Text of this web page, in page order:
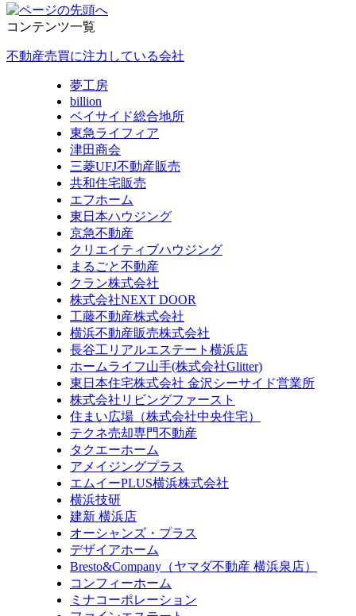
コンテンツ一覧
不動産売買に注力している会社
夢工房
billion
ベイサイド総合地所
東急ライフィア
津田商会
三菱UFJ不動産販売
共和住宅販売
エフホーム
東日本ハウジング
京急不動産
クリエイティブハウジング
まるごと不動産
クラン株式会社
株式会社NEXT DOOR
工藤不動産株式会社
横浜不動産販売株式会社
長谷工リアルエステート横浜店
ホームライフ山手(株式会社Glitter)
東日本住宅株式会社 金沢シーサイド営業所
株式会社リビングファースト
住まい広場（株式会社中央住宅）
テクネ売却専門不動産
タクエーホーム
アメイジングプラス
エムイーPLUS横浜株式会社
横浜技研
建新 横浜店
オーシャンズ・プラス
デザイアホーム
Bresto&Company（ヤマダ不動産 横浜泉店）
コンフィーホーム
ミナコーポレーション